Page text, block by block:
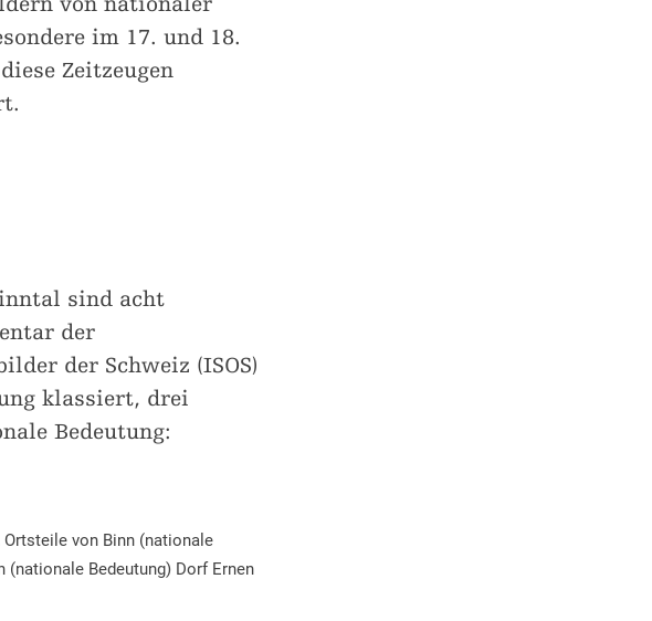
im 17. und 18.
Zeitzeugen
sind acht
der
der Schweiz (ISOS)
klassiert, drei
Bedeutung:
von Binn (nationale
(nationale Bedeutung) Dorf Ernen